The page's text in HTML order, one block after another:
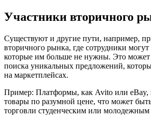
Участники вторичного
Существуют и другие пути, например,
вторичного рынка, где сотрудники могут
которые им больше не нужны. Это может
поиска уникальных предложений,
на маркетплейсах.
Пример: Платформы, как Avito или eBay,
товары по разумной цене, что может
торговли студенческим или молодежным